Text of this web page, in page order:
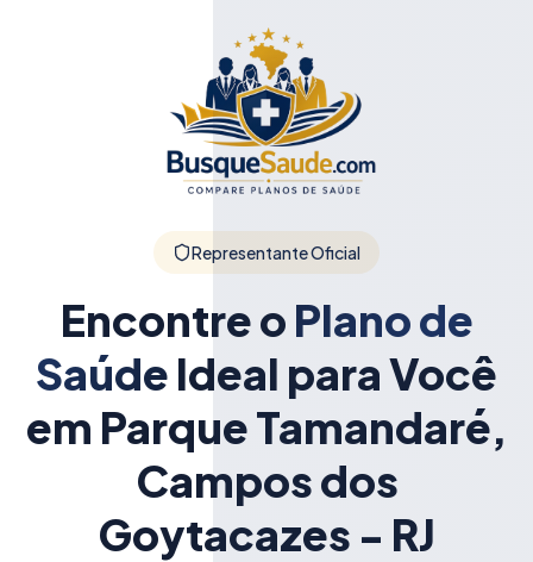
Representante Oficial
Encontre o Plano de
Saúde Ideal para Você
em Parque Tamandaré,
Campos dos
Goytacazes - RJ